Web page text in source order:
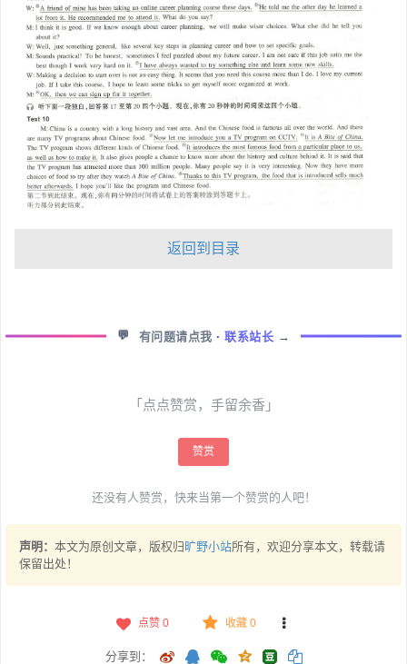
返回到目录
💬 有问题请点我 ·联系站长 →
「点点赞赏，手留余香」
赞赏
还没有人赞赏，快来当第一个赞赏的人吧！
声明： 本文为原创文章，版权归旷野小站所有，欢迎分享本文，转载请
保留出处！
点赞 0 收藏 0
分享到：